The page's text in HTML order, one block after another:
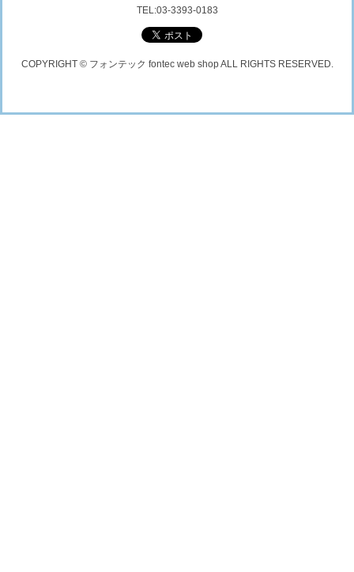
TEL:03-3393-0183
COPYRIGHT © フォンテック fontec web shop ALL RIGHTS RESERVED.